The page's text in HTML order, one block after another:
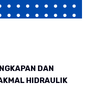
DAN
HIDRAULIK